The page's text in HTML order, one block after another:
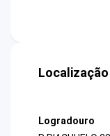
Logradouro